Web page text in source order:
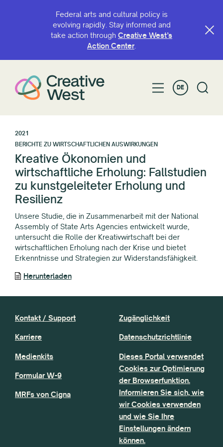
Federal arts and cultural policy is
evolving rapidly. Stay informed and
take action through Creative West’s
Action Center.
DE
2021
BERICHTE ZU WIRTSCHAFTLICHEN AUSWIRKUNGEN
Kreative Ökonomien und
wirtschaftliche Erholung: Fallstudien
zu kunstgeleiteter Erholung und
Resilienz
Unsere Studie, die in Zusammenarbeit mit der National
Assembly of State Arts Agencies entwickelt wurde,
untersucht die Rolle der Kreativwirtschaft bei der
wirtschaftlichen Erholung nach der Krise und bietet
Erkenntnisse und Strategien zur Widerstandsfähigkeit.
Herunterladen
Kontakt / Support
Karriere
Medienkits
Formular W-9
MRFs von Cigna
Zugänglichkeit
Datenschutzrichtlinie
Dieses Portal verwendet
Cookies zur Optimierung
der Browserfunktion.
Informieren Sie sich, wie
wir Cookies verwenden
und wie Sie Ihre
Einstellungen ändern
können.